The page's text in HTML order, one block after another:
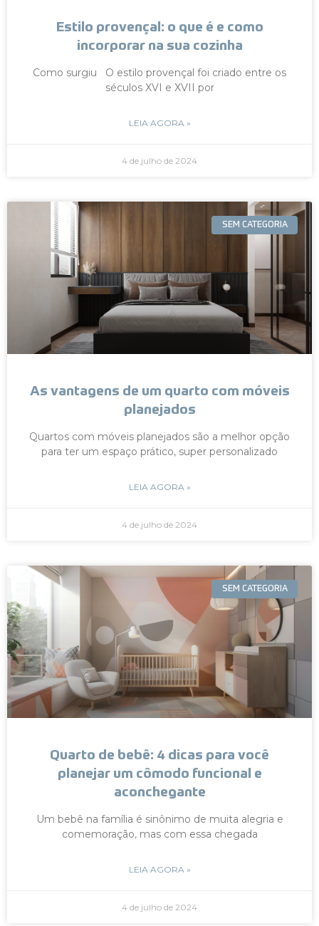
Estilo provençal: o que é e como
incorporar na sua cozinha
Como surgiu O estilo provençal foi criado entre os
séculos XVI e XVII por
LEIA AGORA »
4 de julho de 2024
SEM CATEGORIA
As vantagens de um quarto com móveis
planejados
Quartos com móveis planejados são a melhor opção
para ter um espaço prático, super personalizado
LEIA AGORA »
4 de julho de 2024
SEM CATEGORIA
Quarto de bebê: 4 dicas para você
planejar um cômodo funcional e
aconchegante
Um bebê na família é sinônimo de muita alegria e
comemoração, mas com essa chegada
LEIA AGORA »
4 de julho de 2024